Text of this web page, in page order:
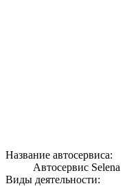
Название автосервиса:
Автосервис Selena
Виды деятельности: